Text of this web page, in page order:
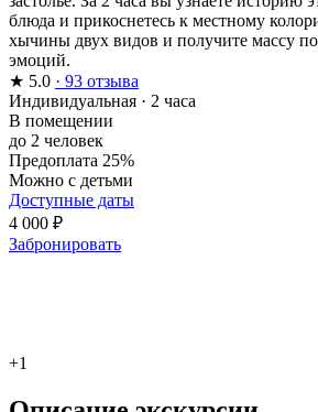
блюда и прикоснетесь к местному
хычины двух видов и получите массу
эмоций.
★ 5.0 · 93 отзыва
Индивидуальная · 2 часа
В помещении
до 2 человек
Предоплата 25%
Можно с детьми
Доступные даты
4 000 ₽
Забронировать
+1